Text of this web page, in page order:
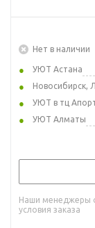
Нет в наличии
УЮТ Астана
Новосибирск,
УЮТ в тц
УЮТ Алматы
Наши менеджеры
условия заказа